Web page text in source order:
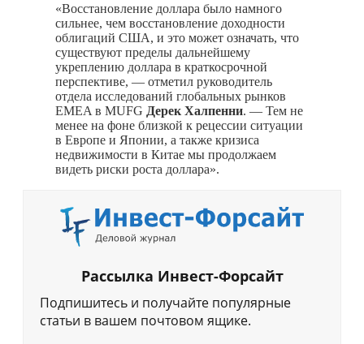
«Восстановление доллара было намного
сильнее, чем восстановление доходности
облигаций США, и это может означать, что
существуют пределы дальнейшему
укреплению доллара в краткосрочной
перспективе, — отметил руководитель
отдела исследований глобальных рынков
EMEA в MUFG Дерек Халпенни. — Тем не
менее на фоне близкой к рецессии ситуации
в Европе и Японии, а также кризиса
недвижимости в Китае мы продолжаем
видеть риски роста доллара».
Рассылка Инвест-Форсайт
Подпишитесь и получайте популярные
статьи в вашем почтовом ящике.